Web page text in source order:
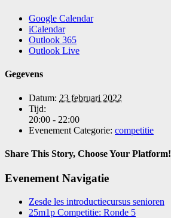
Google Calendar
iCalendar
Outlook 365
Outlook Live
Gegevens
Datum: 23 februari 2022
Tijd:
20:00 - 22:00
Evenement Categorie: competitie
Share This Story, Choose Your Platform!
Facebook
X
Reddit
Tumblr
E-
Evenement Navigatie
Zesde les introductiecursus senioren
25m1p Competitie: Ronde 5